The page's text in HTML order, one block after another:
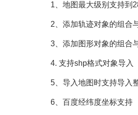
1、地图最大级别支持到28
2、添加轨迹对象的组合与
3、添加图形对象的组合与
4. 支持shp格式对象导入
5、导入地图时支持导入
6、百度经纬度坐标支持